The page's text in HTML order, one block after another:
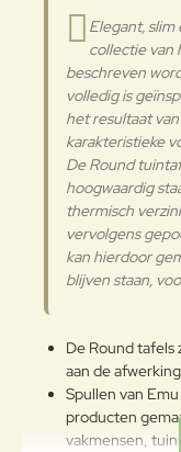
Gepoedercoat staal
Waardering:
Waarderin
Slecht
Verder
Elegant, slim
collectie van
beschreven
volledig is
het resultaat
karakteristieke
De Round
hoogwaardig
thermisch
vervolgens
kan hierdoor
blijven staan,
De Round tafels
aan de
Spullen van
producten
vakmensen,